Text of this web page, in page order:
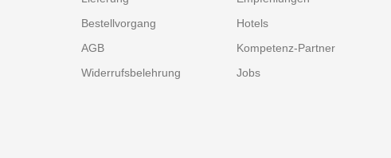
Bestellvorgang
AGB
Widerrufsbelehrung
Hotels
Kompetenz-Partner
Jobs